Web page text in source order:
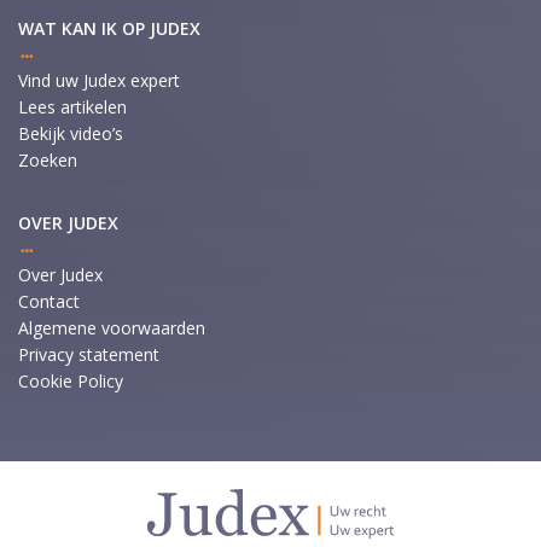
WAT KAN IK OP JUDEX
Vind uw Judex expert
Lees artikelen
Bekijk video’s
Zoeken
OVER JUDEX
Over Judex
Contact
Algemene voorwaarden
Privacy statement
Cookie Policy